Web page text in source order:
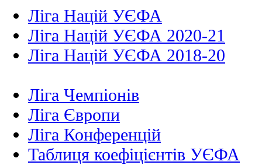
Ліга Націй УЄФА
Ліга Націй УЄФА 2020-21
Ліга Націй УЄФА 2018-20
Ліга Чемпіонів
Ліга Європи
Ліга Конференцій
Таблиця коефіцієнтів УЄФА